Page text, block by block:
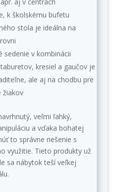
k školskému bufetu
stola je ideálna na
v kombinácii
kresiel a gaučov je
ale aj na chodbu pre
žiakov
veľmi ľahký,
a vďaka bohatej
to správne riešenie s
využitie. Tieto produkty už
sa nábytok teší veľkej